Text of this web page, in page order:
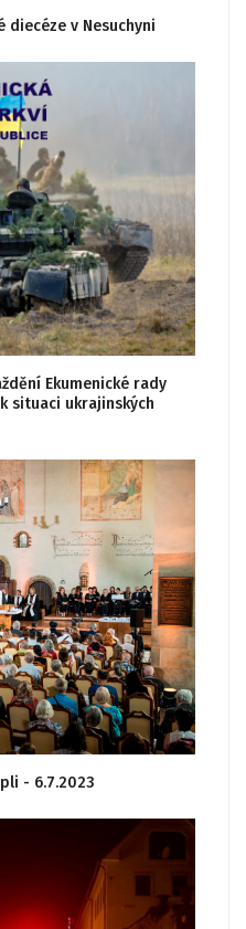
diecéze v Nesuchyni
Ekumenické rady
situaci ukrajinských
- 6.7.2023